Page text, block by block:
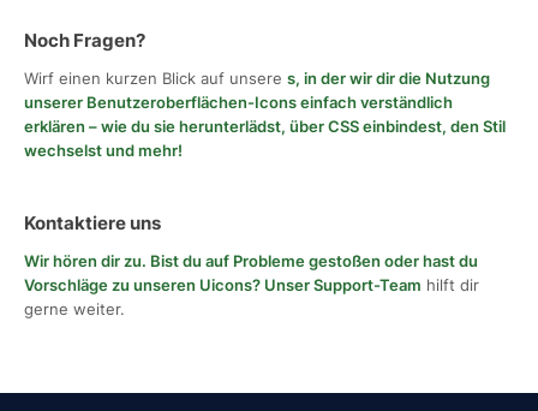
Noch Fragen?
Wirf einen kurzen Blick auf unsere s, in der wir dir die Nutzung
unserer Benutzeroberflächen-Icons einfach verständlich
erklären – wie du sie herunterlädst, über CSS einbindest, den Stil
wechselst und mehr!
Kontaktiere uns
Wir hören dir zu. Bist du auf Probleme gestoßen oder hast du
Vorschläge zu unseren Uicons? Unser Support-Team hilft dir
gerne weiter.